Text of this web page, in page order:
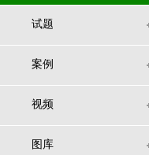
试题
案例
视频
图库